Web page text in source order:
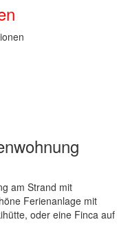
am Strand mit
Ferienanlage mit
oder eine Finca auf